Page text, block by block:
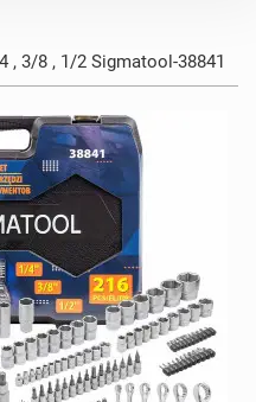
, 3/8 , 1/2 Sigmatool-38841